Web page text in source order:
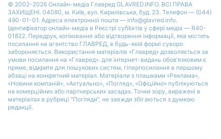
© 2002-2026 Онлайн-медіа Главред GLAVRED.INFO. ВСІ ПРАВА
ЗАХИЩЕНІ. 04080, м. Київ, вул. Кирилівська, буд. 23. Телефон — (044)
490-01-01. Адреса електронної пошти — info@glavred.info.
Ідентифікатор онлайн-медіа в Реєстрі суб’єктів у сфері медіа — R40-
01822. Передрук, копіювання або відтворення інформації, яка містить
посилання на агентство ГЛАВРЕД, в будь-якій формi суворо
забороняється. Використання матеріалів «Главред» дозволяється за
умови посилання на «Главред». для інтернет-видань обов’язковим є
пряме, відкрите для пошукових систем, гіперпосилання в першому
абзаці на конкретний матеріал. Матеріали з плашками «Реклама»,
«Новини компаній», «Актуально», «Погляд», «Офіційно» публікуються
на комерційних або партнерських засадах. Точки зору, виражені в
матеріалах в рубриці "Погляди", не завжди збігаються з думкою
редакції.